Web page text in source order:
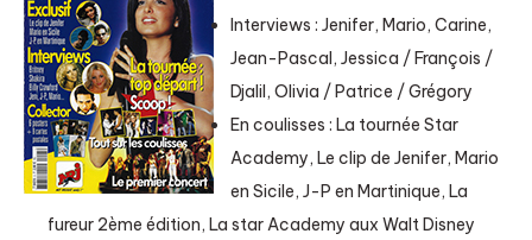
Interviews : Jenifer, Mario, Carine,
Jean-Pascal, Jessica / François /
Djalil, Olivia / Patrice / Grégory
En coulisses : La tournée Star
Academy, Le clip de Jenifer, Mario
en Sicile, J-P en Martinique, La
fureur 2ème édition, La star Academy aux Walt Disney